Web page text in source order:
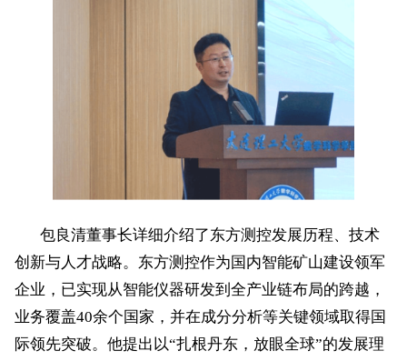
包良清董事长详细介绍了东方测控发展历程、技术
创新与人才战略。东方测控作为国内智能矿山建设领军
企业，已实现从智能仪器研发到全产业链布局的跨越，
业务覆盖40余个国家，并在成分分析等关键领域取得国
际领先突破。他提出以“扎根丹东，放眼全球”的发展理